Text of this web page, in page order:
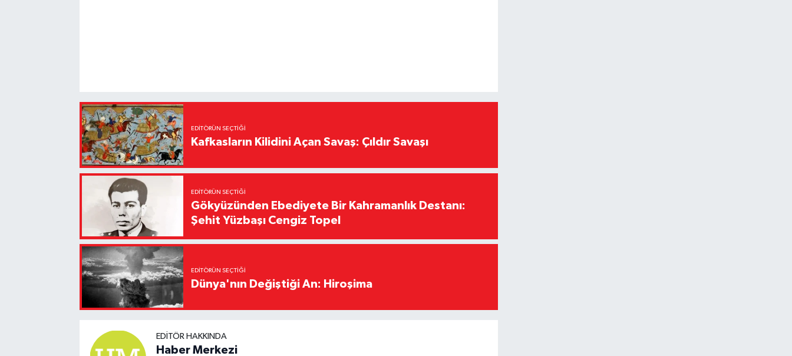
EDITÖRÜN SEÇTIĞI
Kafkasların Kilidini Açan Savaş: Çıldır Savaşı
EDITÖRÜN SEÇTIĞI
Gökyüzünden Ebediyete Bir Kahramanlık Destanı:
Şehit Yüzbaşı Cengiz Topel
EDITÖRÜN SEÇTIĞI
Dünya'nın Değiştiği An: Hiroşima
EDITÖR HAKKINDA
Haber Merkezi